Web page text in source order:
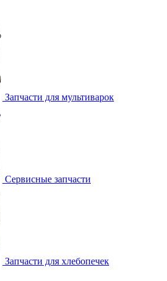
Запчасти для мультиварок
Сервисные запчасти
Запчасти для хлебопечек